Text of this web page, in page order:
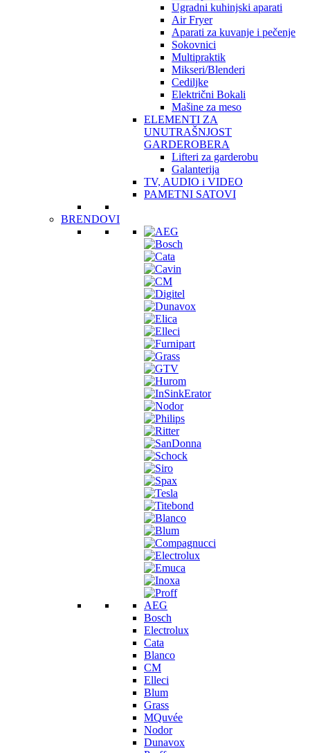
Ugradni kuhinjski aparati
Air Fryer
Aparati za kuvanje i pečenje
Sokovnici
Multipraktik
Mikseri/Blenderi
Cediljke
Električni Bokali
Mašine za meso
ELEMENTI ZA
UNUTRAŠNJOST
GARDEROBERA
Lifteri za garderobu
Galanterija
TV, AUDIO i VIDEO
PAMETNI SATOVI
BRENDOVI
AEG
Bosch
Electrolux
Cata
Blanco
CM
Elleci
Blum
Grass
MQuvée
Nodor
Dunavox